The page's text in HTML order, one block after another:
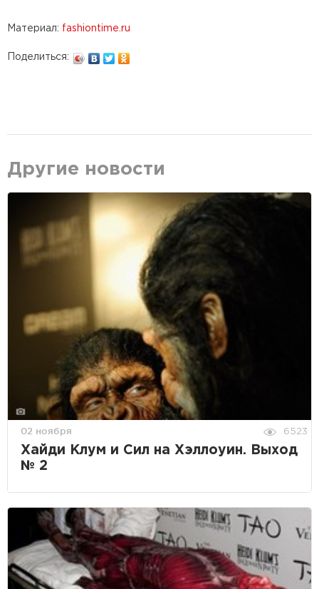
Материал: fashiontime.ru
Поделиться:
Другие новости
02 ноября 6523
Хайди Клум и Сил на Хэллоуин. Выход
№ 2